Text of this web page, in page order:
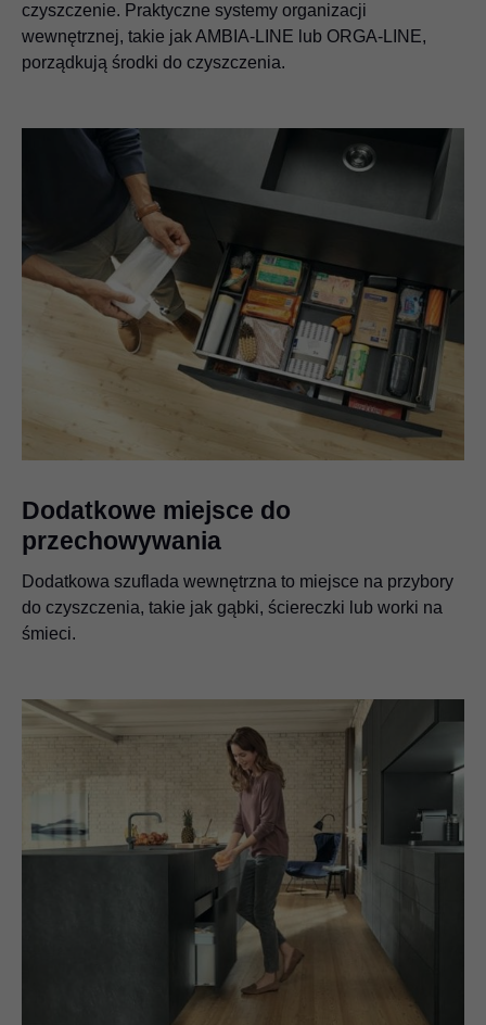
czyszczenie. Praktyczne systemy organizacji
wewnętrznej, takie jak AMBIA-LINE lub ORGA-LINE,
porządkują środki do czyszczenia.
Dodatkowe miejsce do
przechowywania
Dodatkowa szuflada wewnętrzna to miejsce na przybory
do czyszczenia, takie jak gąbki, ściereczki lub worki na
śmieci.